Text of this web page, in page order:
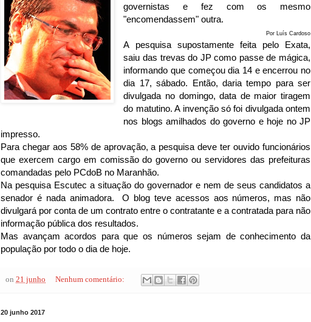
governistas e fez com os mesmo
"encomendassem" outra.
Por Luís Cardoso
A pesquisa supostamente feita pelo Exata,
saiu das trevas do JP como passe de mágica,
informando que começou dia 14 e encerrou no
dia 17, sábado. Então, daria tempo para ser
divulgada no domingo, data de maior tiragem
do matutino. A invenção só foi divulgada ontem
nos blogs amilhados do governo e hoje no JP
impresso.
Para chegar aos 58% de aprovação, a pesquisa deve ter ouvido funcionários
que exercem cargo em comissão do governo ou servidores das prefeituras
comandadas pelo PCdoB no Maranhão.
Na pesquisa Escutec a situação do governador e nem de seus candidatos a
senador é nada animadora. O blog teve acessos aos números, mas não
divulgará por conta de um contrato entre o contratante e a contratada para não
informação pública dos resultados.
Mas avançam acordos para que os números sejam de conhecimento da
população por todo o dia de hoje.
on 21 junho Nenhum comentário:
20 junho 2017